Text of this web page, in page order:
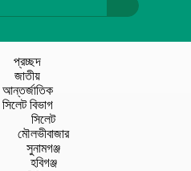
প্রচ্ছদ
জাতীয়
আন্তর্জাতিক
সিলেট বিভাগ
সিলেট
মৌলভীবাজার
সুনামগঞ্জ
হবিগঞ্জ